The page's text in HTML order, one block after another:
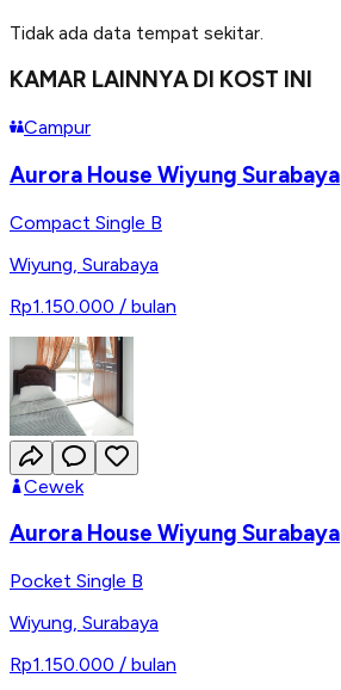
Tidak ada data tempat sekitar.
KAMAR LAINNYA DI KOST INI
Campur
Aurora House Wiyung Surabaya
Compact Single B
Wiyung Surabaya
Rp1.150.000 / bulan
Cewek
Aurora House Wiyung Surabaya
Pocket Single B
Wiyung, Surabaya
Rp1.150.000 / bulan